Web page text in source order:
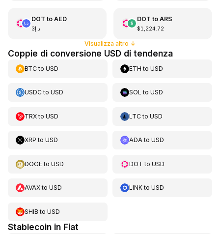
DOT to AED
د.إ3
DOT to ARS
$1,224.72
Visualizza altro ↓
Coppie di conversione USD di tendenza
BTCto USD ETH toUSD
USDCto USD SOL toUSD
TRXto USD LTCtoUSD
XRP to USD ADAtoUSD
DOGEto USD DOT toUSD
AVAXto USD LINKtoUSD
SHIB to USD
Stablecoin in Fiat